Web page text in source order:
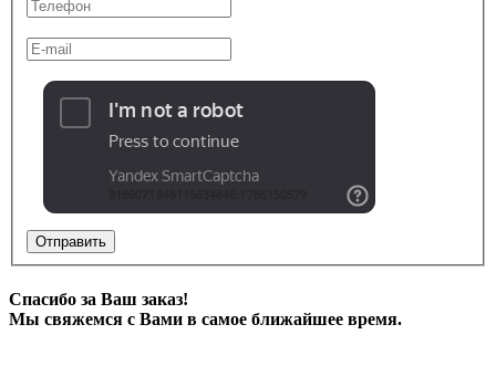
Отправить
Спасибо за Ваш заказ!
Мы свяжемся с Вами в самое ближайшее время.